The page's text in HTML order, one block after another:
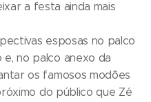
a festa ainda mais
esposas no palco
no palco anexo da
os famosos modões
do público que Zé